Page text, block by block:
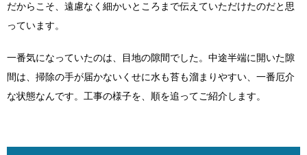
だからこそ、遠慮なく細かいところまで伝えていただけたのだと思
っています。
一番気になっていたのは、目地の隙間でした。中途半端に開いた隙
間は、掃除の手が届かないくせに水も苔も溜まりやすい、一番厄介
な状態なんです。工事の様子を、順を追ってご紹介します。